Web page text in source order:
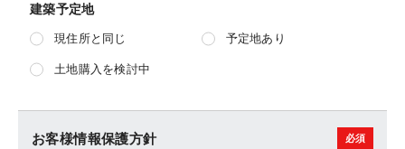
建築予定地
現住所と同じ 予定地あり
土地購入を検討中
お客様情報保護方針